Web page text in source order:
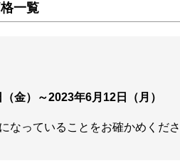
一覧
金）～2023年6月12日（月）
なっていることをお確かめくだ